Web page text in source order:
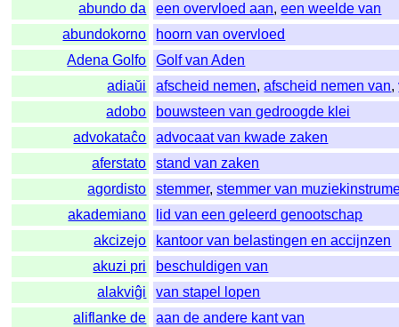
abundo da
een overvloed aan,een weelde van
abundokorno
hoorn van overvloed
Adena Golfo
Golf van Aden
adiaŭi
afscheid nemen,afscheid nemen van,
adobo
bouwsteen van gedroogde klei
advokataĉo
advocaat van kwade zaken
aferstato
stand van zaken
agordisto
stemmer,stemmer van
akademiano
lid van een geleerd genootschap
akcizejo
kantoor van belastingen en accijnzen
akuzi pri
beschuldigen van
alakviĝi
van stapel lopen
aliflanke de
aan de andere kant van